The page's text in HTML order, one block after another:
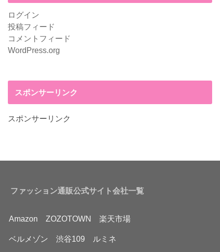
ログイン
投稿フィード
コメントフィード
WordPress.org
スポンサーリンク
スポンサーリンク
ファッション通販公式サイト会社一覧
Amazon ZOZOTOWN 楽天市場
ベルメゾン 渋谷109 ルミネ